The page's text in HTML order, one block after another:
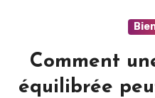
Comment
équilibrée